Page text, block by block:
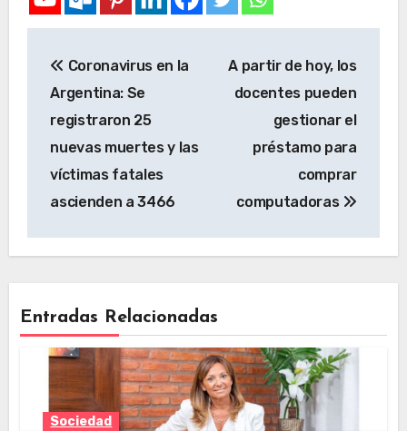
Coronavirus en la
Argentina: Se
registraron 25
nuevas muertes y las
víctimas fatales
ascienden a 3466
A partir de hoy, los
docentes pueden
gestionar el
préstamo para
comprar
computadoras
Entradas Relacionadas
Sociedad